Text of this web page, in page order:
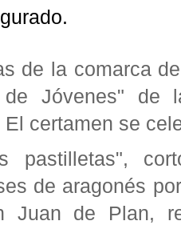
de la comarca
de Jóvenes" de
certamen se
pastilletas",
de aragonés
Juan de Plan,